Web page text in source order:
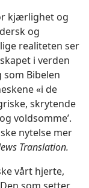
kjærlighet og
og
realiteten ser
i verden
Bibelen
«i de
skrytende
voldsomme’.
nytelse mer
Translation.
vårt hjerte,